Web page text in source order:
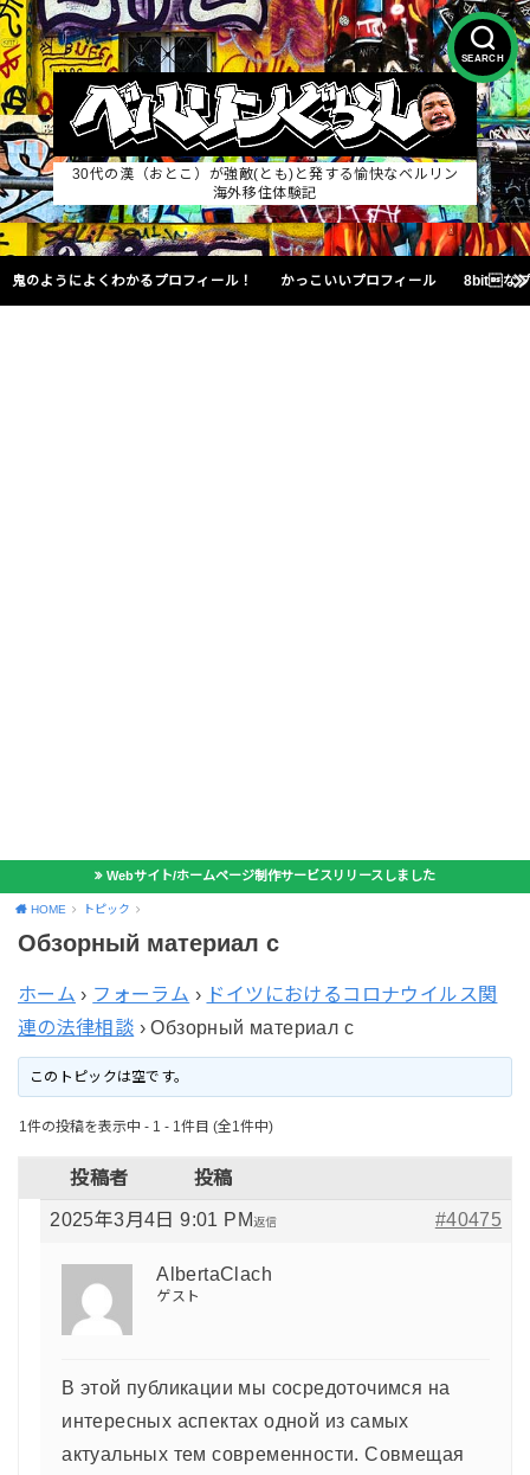
SEARCH
30代の漢（おとこ）が強敵(とも)と発する愉快なベルリン
海外移住体験記
鬼のようによくわかるプロフィール！ かっこいいプロフィール 8bitな
Webサイト/ホームページ制作サービスリリースしました
HOME トピック
Обзорный материал с
ホーム › フォーラム › ドイツにおけるコロナウイルス関
連の法律相談 › Обзорный материал с
このトピックは空です。
1件の投稿を表示中 - 1 - 1件目 (全1件中)
投稿者 投稿
2025年3月4日 9:01 PM #40475
返信
AlbertaClach
ゲスト
В этой публикации мы сосредоточимся на
интересных аспектах одной из самых
актуальных тем современности. Совмещая